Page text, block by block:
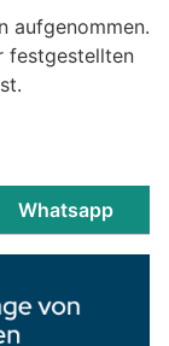
aufgenommen.
festgestellten
Whatsapp